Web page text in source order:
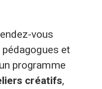
vous
et
programme
créatifs,